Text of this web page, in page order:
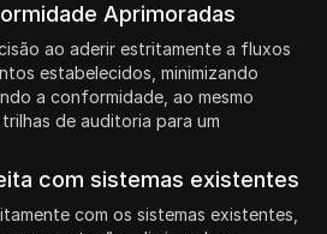
Aprimoradas
ao aderir estritamente a fluxos
estabelecidos, minimizando
a conformidade, ao mesmo
de auditoria para um
com sistemas existentes
com os sistemas existentes,